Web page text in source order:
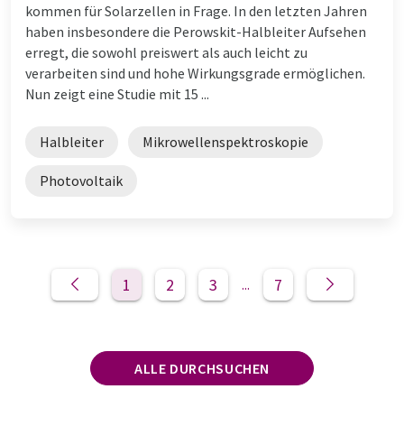
kommen für Solarzellen in Frage. In den letzten Jahren
haben insbesondere die Perowskit-Halbleiter Aufsehen
erregt, die sowohl preiswert als auch leicht zu
verarbeiten sind und hohe Wirkungsgrade ermöglichen.
Nun zeigt eine Studie mit 15 ...
Halbleiter Mikrowellenspektroskopie
Photovoltaik
1 2 3 ... 7
ALLE DURCHSUCHEN